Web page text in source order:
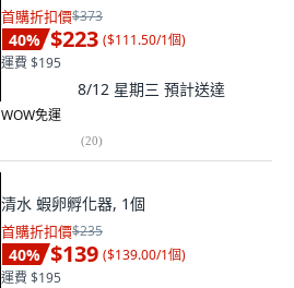
首購折扣價$373
40% $223 ($111.50/1個)
運費 $195
8/12 星期三 預計送達
WOW免運
(20)
清水 蝦卵孵化器, 1個
首購折扣價$235
40% $139 ($139.00/1個)
運費 $195